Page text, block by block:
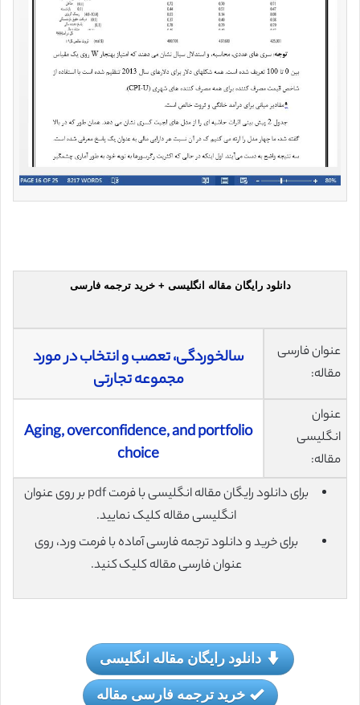
دانلود رایگان مقاله انگلیسی + خرید ترجمه فارسی
عنوان فارسی
مقاله:
سالخوردگی، تعصب و انتخاب در مورد
مجموعه تجارتی
عنوان
انگلیسی
مقاله:
Aging, overconfidence, and portfolio
choice
برای دانلود رایگان مقاله انگلیسی با فرمت pdf بر روی عنوان
انگلیسی مقاله کلیک نمایید.
برای خرید و دانلود ترجمه فارسی آماده با فرمت ورد، روی
عنوان فارسی مقاله کلیک کنید.
دانلود رایگان مقاله انگلیسی
خرید ترجمه فارسی مقاله